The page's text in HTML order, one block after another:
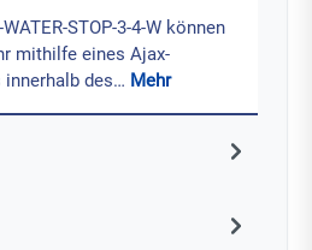
STOP-3-4-W können
mithilfe eines Ajax-
des… Mehr